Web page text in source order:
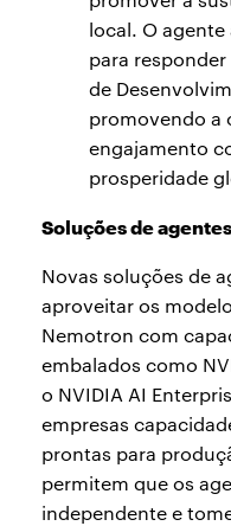
local. O
para
de
promovendo a
engajamento
prosperidade
Soluções de
Novas soluções de
aproveitar os
Nemotron com
embalados como
o NVIDIA AI
empresas
prontas para
permitem que os
independente e